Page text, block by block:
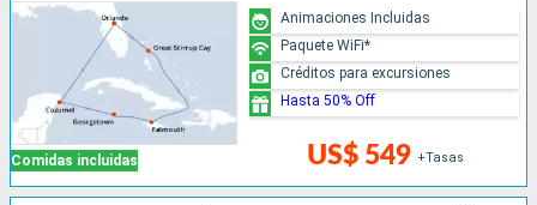
Comidas incluidas US$ 549 +Tasas
Animaciones Incluidas
Paquete WiFi*
Créditos para excursiones
Hasta 50% Off